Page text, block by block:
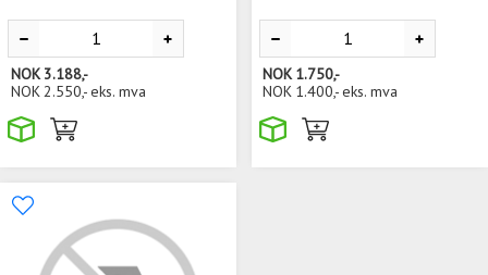
NOK 3.188,-
NOK 2.550,-eks. mva
NOK 1.750,-
NOK 1.400,-eks. mva